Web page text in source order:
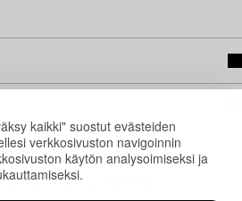
kaikki" suostut evästeiden
verkkosivuston navigoinnin
käytön analysoimiseksi ja
kohteita